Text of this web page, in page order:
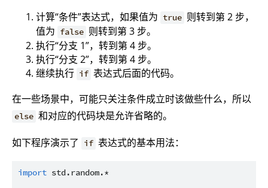
计算“条件”表达式，如果值为 true 则转到第 2 步，
值为 false 则转到第 3 步。
执行“分支 1”，转到第 4 步。
执行“分支 2”，转到第 4 步。
继续执行 if 表达式后面的代码。
在一些场景中，可能只关注条件成立时该做些什么，所以
else 和对应的代码块是允许省略的。
如下程序演示了 if 表达式的基本用法：
import std.random.*